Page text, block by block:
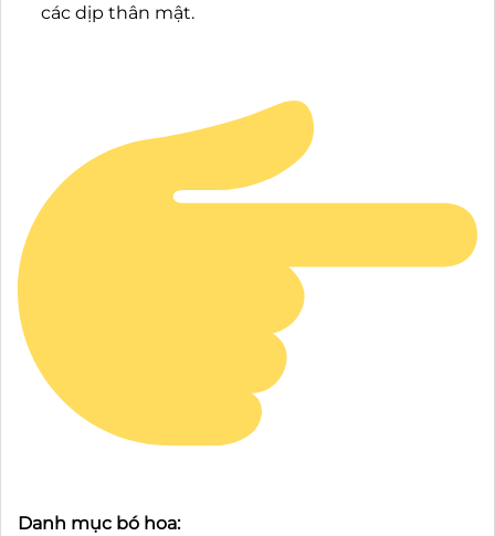
các dịp thân mật.
Danh mục bó hoa: